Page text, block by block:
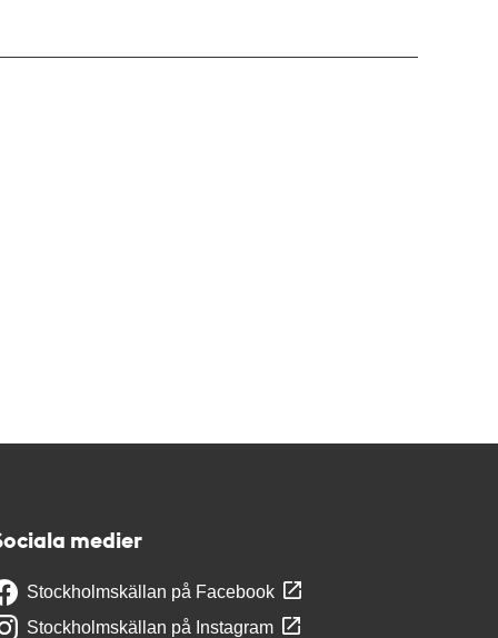
medier
Stockholmskällan på Facebook
Stockholmskällan på Instagram